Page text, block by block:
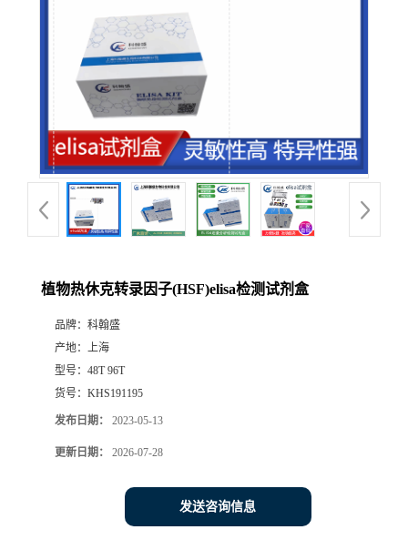
植物热休克转录因子(HSF)elisa检测试剂盒
品牌： 科翰盛
产地： 上海
型号： 48T 96T
货号： KHS191195
发布日期： 2023-05-13
更新日期： 2026-07-28
发送咨询信息